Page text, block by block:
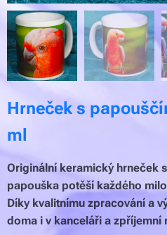
Hrneček s
ml
Originální keramický hrneček
papouška potěší každého
Díky kvalitnímu zpracování a
doma i v kanceláři a zpříjemní